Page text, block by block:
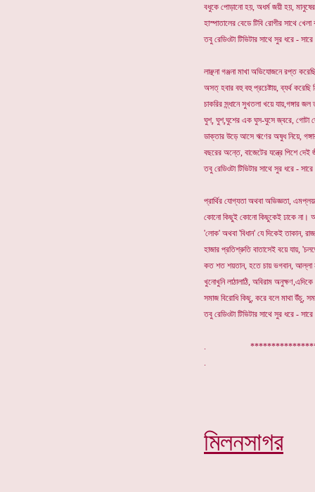
বধুকে পোড়ানো হয়, অধর্ম জয়ী হয়,
হাস্পাতালের বেডে টিবি রোগীর সাথে
তবু রেডিওটা টিভিটার সাথে সুর ধরে -
লাঞ্ছনা গঞ্জনা মাখা অভিযোজনে রপ্ত
অসত্ হবার বহু বহু প্রচেষ্টায়, ব্যর্থ করেছি
চাকরির স্ন্ধানে সুখতলা খয়ে যায়,গঙ্গার
ঘুশ্, ঘুশ্,ঘুশের এক ঘুস-ঘুসে জ্বরে, গোটা
ডাক্তার উড়ে আসে ঋণের অষুধ নিয়ে,
বছরের অন্তে, বাজেটের যন্ত্রে পিশে দেই
তবু রেডিওটা টিভিটার সাথে সুর ধরে -
প্রার্থির যোগ্যতা অথবা অভিজ্ঞতা,
কোনো কিছুই কোনো কিছুকেই ঢাকে না।
'লোক' অথবা 'বিধান' যে দিকেই তাকান,
হাজার প্রতিশ্রুতি বাতাসেই বয়ে যায়,
কত শত শয়তান, হতে চায় ভগবান, আল্লা
খুনোখুনি লাঠালাঠি, অবিরাম
সমাজ বিরোধি কিছু, করে বলে মাথা উঁচু,
তবু রেডিওটা টিভিটার সাথে সুর ধরে -
.
মিলনসাগর